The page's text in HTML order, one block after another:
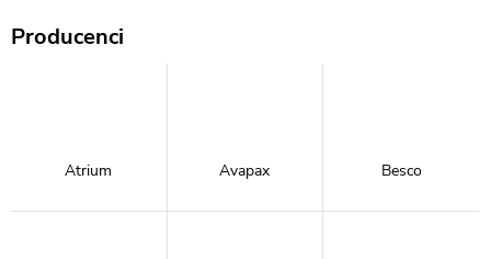
Producenci
Atrium Avapax Besco